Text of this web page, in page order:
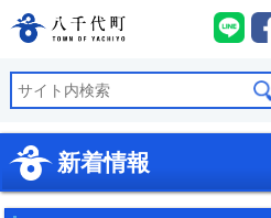
八千代町公式ホー八
新着情報